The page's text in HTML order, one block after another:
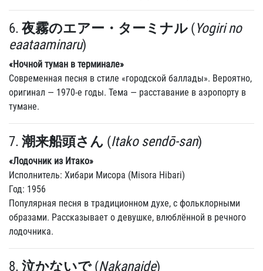
6. 夜霧のエアー・ターミナル (Yogiri no
eaataaminaru)
«Ночной туман в терминале»
Современная песня в стиле «городской баллады». Вероятно,
оригинал — 1970-е годы. Тема — расставание в аэропорту в
тумане.
7. 潮来船頭さん (Itako sendō-san)
«Лодочник из Итако»
Исполнитель: Хибари Мисора (Misora Hibari)
Год: 1956
Популярная песня в традиционном духе, с фольклорными
образами. Рассказывает о девушке, влюблённой в речного
лодочника.
8. 泣かないで(Nakanaide)